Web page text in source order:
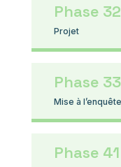
Phase 32
Projet
Phase 33
Mise à l’enquête
Phase 41